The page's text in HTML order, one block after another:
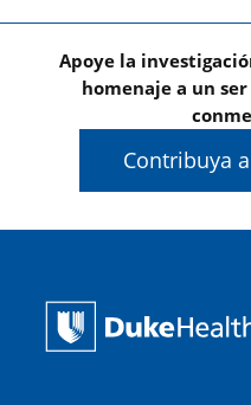
Apoye la
homenaje a un
Contribuya